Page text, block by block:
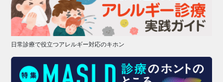
日常診療で役立つアレルギー対応のキホン